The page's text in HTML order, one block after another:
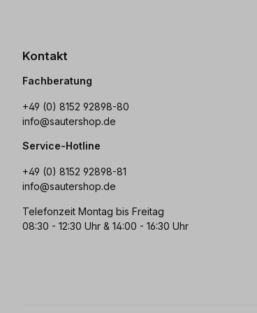
Kontakt
Fachberatung
+49 (0) 8152 92898-80
info@sautershop.de
Service-Hotline
+49 (0) 8152 92898-81
info@sautershop.de
Telefonzeit Montag bis Freitag
08:30 - 12:30 Uhr & 14:00 - 16:30 Uhr